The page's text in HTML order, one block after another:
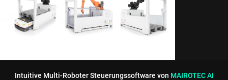
Intuitive Multi-Roboter Steuerungssoftware von MAIROTEC AI